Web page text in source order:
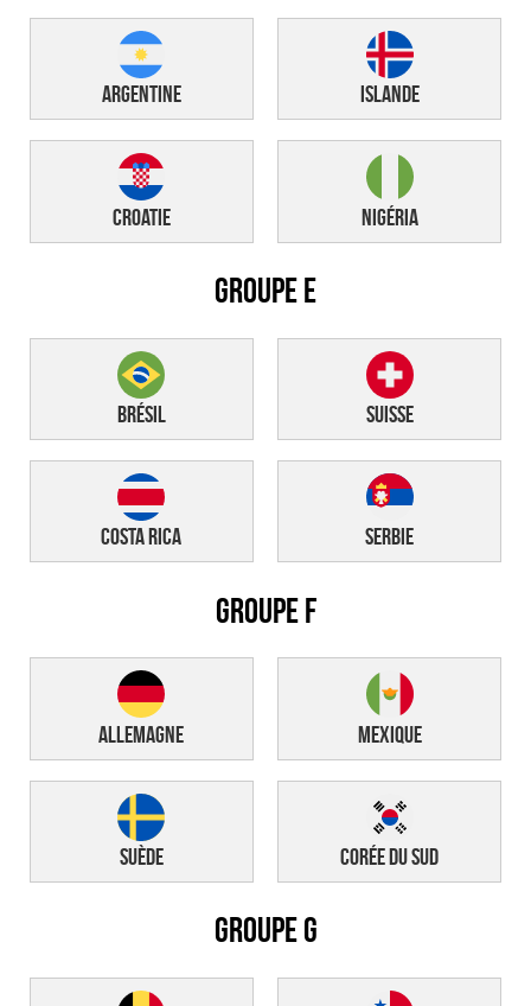
Argentine Islande
Croatie Nigéria
GROUPE E
Brésil Suisse
Costa Rica Serbie
GROUPE F
Allemagne Mexique
Suède Corée du sud
GROUPE G